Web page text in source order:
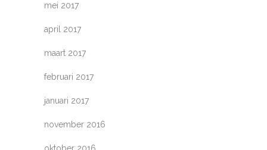
mei 2017
april 2017
maart 2017
februari 2017
januari 2017
november 2016